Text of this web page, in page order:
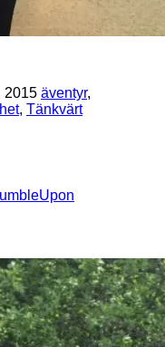
2015 äventyr,
, Tänkvärt